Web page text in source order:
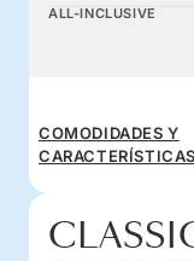
ALL-INCLUSIVE
COMODIDADES Y
CARACTERÍSTICAS